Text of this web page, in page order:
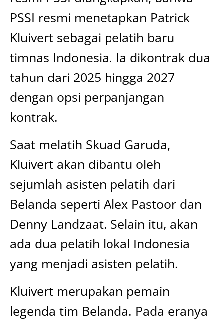
PSSI resmi menetapkan Patrick
Kluivert sebagai pelatih baru
timnas Indonesia. Ia dikontrak dua
tahun dari 2025 hingga 2027
dengan opsi perpanjangan
kontrak.
Saat melatih Skuad Garuda,
Kluivert akan dibantu oleh
sejumlah asisten pelatih dari
Belanda seperti Alex Pastoor dan
Denny Landzaat. Selain itu, akan
ada dua pelatih lokal Indonesia
yang menjadi asisten pelatih.
Kluivert merupakan pemain
legenda tim Belanda. Pada eranya